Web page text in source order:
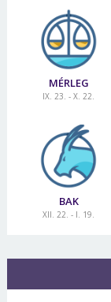
MÉRLEG
IX. 23. - X. 22.
BAK
XII. 22. - I. 19.